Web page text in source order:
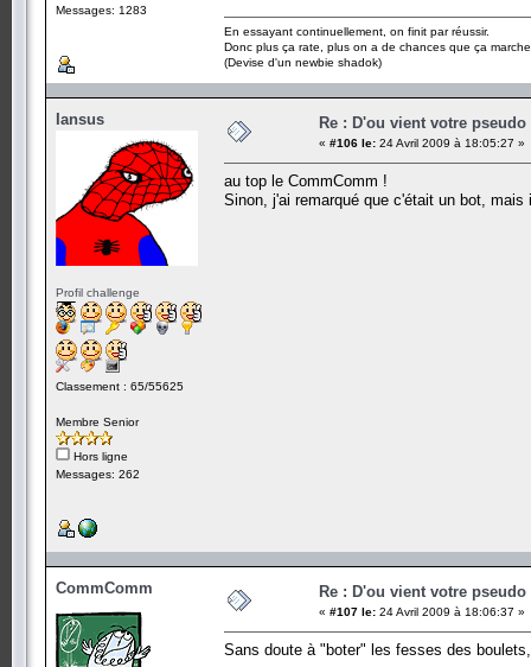
Messages: 1283
En essayant continuellement, on finit par réussir.
Donc plus ça rate, plus on a de chances que ça
(Devise d'un newbie shadok)
Iansus
Profil challenge
Classement : 65/55625
Membre Senior
Hors ligne
Messages: 262
Re : D'ou vient votre pseudo
« #106 le: 24 Avril 2009 à 18:05:27 »
au top le CommComm !
Sinon, j'ai remarqué que c'était un bot, mais
CommComm Re : D'ou vient votre pseudo
« #107 le: 24 Avril 2009 à 18:06:37 »
Sans doute à "boter" les fesses des